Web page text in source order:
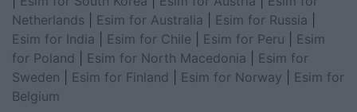
Netherlands
Esim for Australia Esim for Russia
Esim for India
Esim for Chile Esim for Peru
Esim
for Poland
Esim for North Macedonia
Esim for
Sweden
Esim for Finland Esim for Norway
Esim for
Belgium